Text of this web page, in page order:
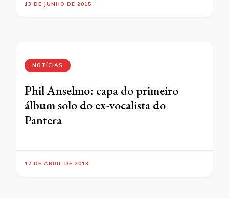
13 DE JUNHO DE 2015
NOTÍCIAS
Phil Anselmo: capa do primeiro
álbum solo do ex-vocalista do
Pantera
17 DE ABRIL DE 2013